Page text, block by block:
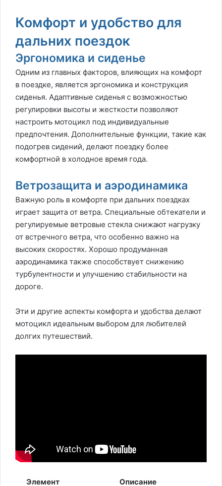
Комфорт и удобство для
дальних поездок
Эргономика и сиденье
Одним из главных факторов, влияющих на комфорт
в поездке, является эргономика и конструкция
сиденья. Адаптивные сиденья с возможностью
регулировки высоты и жесткости позволяют
настроить мотоцикл под индивидуальные
предпочтения. Дополнительные функции, такие как
подогрев сидений, делают поездку более
комфортной в холодное время года.
Ветрозащита и аэродинамика
Важную роль в комфорте при дальних поездках
играет защита от ветра. Специальные обтекатели и
регулируемые ветровые стекла снижают нагрузку
от встречного ветра, что особенно важно на
высоких скоростях. Хорошо продуманная
аэродинамика также способствует снижению
турбулентности и улучшению стабильности на
дороге.
Эти и другие аспекты комфорта и удобства делают
мотоцикл идеальным выбором для любителей
долгих путешествий.
Элемент Описание